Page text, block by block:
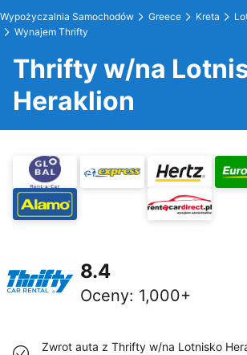
Wypożyczalnia Samochodów Greece Kreta
Wynajem Thrifty
Thrifty w/na
Heraklion
8.4
Oceny: 1,000+
Zwrot auta z Thrifty w/na Lotnisko